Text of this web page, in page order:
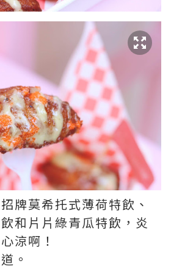
牌莫希托式薄荷特飲、
和片片綠青瓜特飲，炎
涼啊！
。